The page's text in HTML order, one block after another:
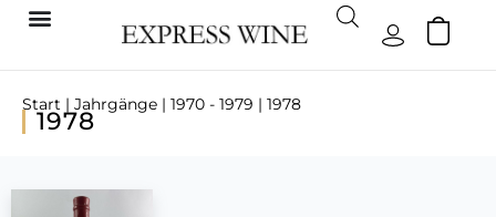
Start | Jahrgänge | 1970 - 1979 | 1978
1978